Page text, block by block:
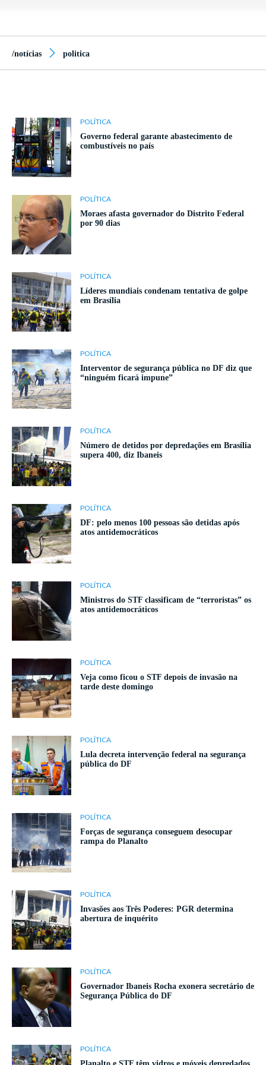
/notícias politica
POLÍTICA
Governo federal garante abastecimento de
combustíveis no país
POLÍTICA
Moraes afasta governador do Distrito Federal
por 90 dias
POLÍTICA
Líderes mundiais condenam tentativa de golpe
em Brasília
POLÍTICA
Interventor de segurança pública no DF diz que
“ninguém ficará impune”
POLÍTICA
Número de detidos por depredações em Brasília
supera 400, diz Ibaneis
POLÍTICA
DF: pelo menos 100 pessoas são detidas após
atos antidemocráticos
POLÍTICA
Ministros do STF classificam de “terroristas” os
atos antidemocráticos
POLÍTICA
Veja como ficou o STF depois de invasão na
tarde deste domingo
POLÍTICA
Lula decreta intervenção federal na segurança
pública do DF
POLÍTICA
Forças de segurança conseguem desocupar
rampa do Planalto
POLÍTICA
Invasões aos Três Poderes: PGR determina
abertura de inquérito
POLÍTICA
Governador Ibaneis Rocha exonera secretário de
Segurança Pública do DF
POLÍTICA